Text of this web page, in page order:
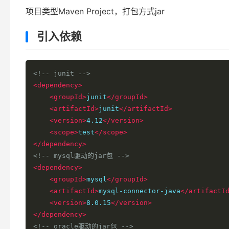
项目类型Maven Project，打包方式jar
引入依赖
<!-- junit -->
<dependency>
<groupId>junit</groupId>
<artifactId>junit</artifactId>
<version>4.12</version>
<scope>test</scope>
</dependency>
<!-- mysql驱动的jar包 -->
<dependency>
<groupId>mysql</groupId>
<artifactId>mysql-connector-java</
<version>8.0.15</version>
</dependency>
<!-- oracle驱动的jar包 -->